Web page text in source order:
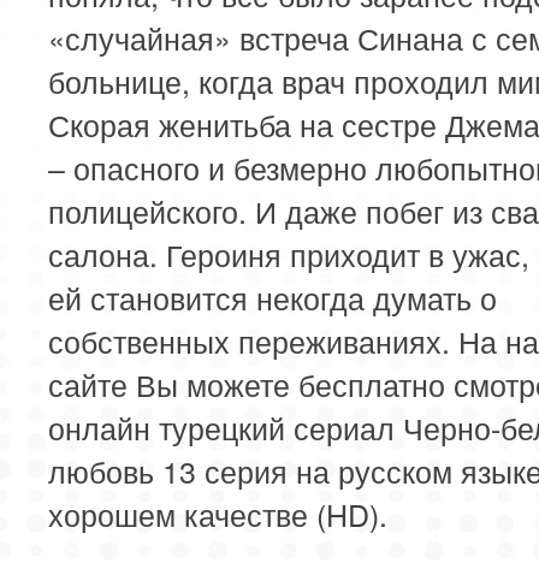
«случайная» встреча Синана с
больнице, когда врач проходил
Скорая женитьба на сестре
– опасного и безмерно
полицейского. И даже побег из
салона. Героиня приходит в ужас,
ей становится некогда думать о
собственных переживаниях. На
сайте Вы можете бесплатно
онлайн турецкий сериал Черно-
любовь 13 серия на русском
хорошем качестве (HD).